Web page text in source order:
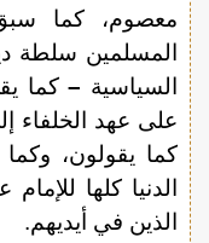
معصوم، كما
المسلمين سلطة
السياسية –كما
على عهد الخلفاء
كما يقولون،
الدنيا كلها
الذين في أيديهم.